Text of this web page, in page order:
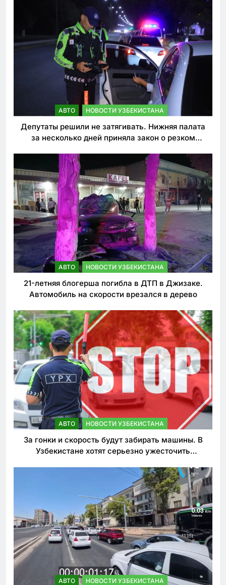
АВТО НОВОСТИ УЗБЕКИСТАНА
Депутаты решили не затягивать. Нижняя палата
за несколько дней приняла закон о резком
АВТО НОВОСТИ УЗБЕКИСТАНА
21-летняя блогерша погибла в ДТП в Джизаке.
Автомобиль на скорости врезался в дерево
АВТО НОВОСТИ УЗБЕКИСТАНА
За гонки и скорость будут забирать машины. В
Узбекистане хотят серьезно ужесточить
АВТО НОВОСТИ УЗБЕКИСТАНА